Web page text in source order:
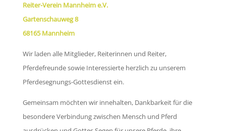
Reiter-Verein Mannheim e.V.
Gartenschauweg 8
68165 Mannheim
Wir laden alle Mitglieder, Reiterinnen und Reiter,
Pferdefreunde sowie Interessierte herzlich zu unserem
Pferdesegnungs-Gottesdienst ein.
Gemeinsam möchten wir innehalten, Dankbarkeit für die
besondere Verbindung zwischen Mensch und Pferd